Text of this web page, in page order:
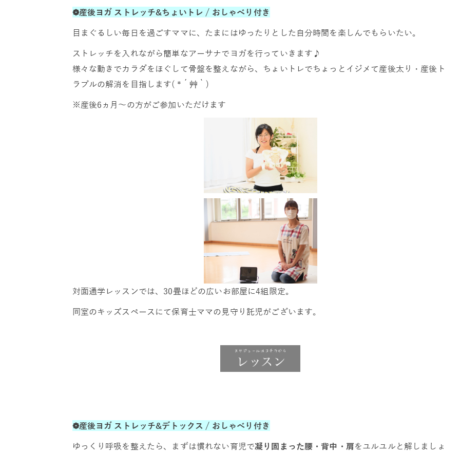
❁産後ヨガ ストレッチ&ちょいトレ / おしゃべり付き
目まぐるしい毎日を過ごすママに、たまにはゆったりとした自分時間を楽しんでもらいたい。
ストレッチを入れながら簡単なアーサナでヨガを行っていきます♪
様々な動きでカラダをほぐして骨盤を整えながら、ちょいトレでちょっとイジメて産後太り・産後ト
ラブルの解消を目指します( *´艸｀)
※産後6ヵ月～の方がご参加いただけます
対面通学レッスンでは、30畳ほどの広いお部屋に4組限定。
同室のキッズスペースにて保育士ママの見守り託児がございます。
❁産後ヨガ ストレッチ&デトックス / おしゃべり付き
ゆっくり呼吸を整えたら、まずは慣れない育児で凝り固まった腰・背中・肩をユルユルと解しましょ